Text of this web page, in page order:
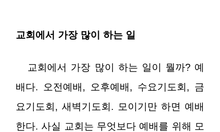
교회에서 가장 많이 하는 일
교회에서 가장 많이 하는 일이 뭘까? 예
배다. 오전예배, 오후예배, 수요기도회, 금
요기도회, 새벽기도회. 모이기만 하면 예배
한다. 사실 교회는 무엇보다 예배를 위해 모